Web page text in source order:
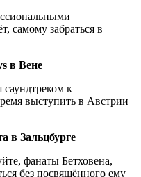
самому забраться в
в Вене
саундтреком к
выступить в Австрии
в Зальцбурге
фанаты Бетховена,
без посвящённого ему